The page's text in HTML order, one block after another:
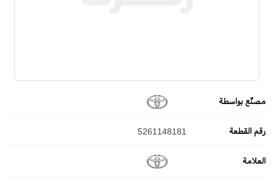
مصنّع بواسطة
رقم القطعة 5261148181
العلامة